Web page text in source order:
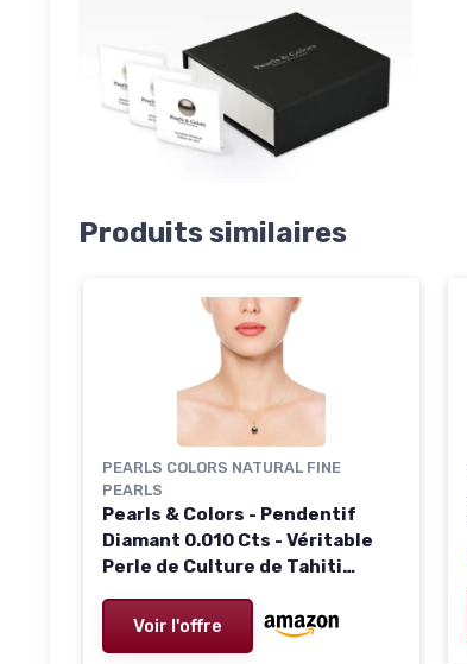
Produits similaires
PEARLS COLORS NATURAL FINE
PEARLS
Pearls & Colors - Pendentif
Diamant 0.010 Cts - Véritable
Perle de Culture de Tahiti
Disponible Or Jaune et Or Blanc
- Chaîne Offerte - Bijou Femme
Voir l'offre